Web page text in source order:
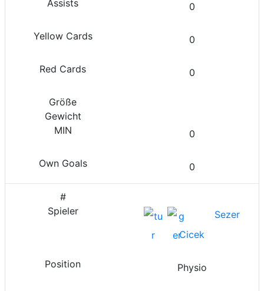
0
0
0
0
0
Sezer
Cicek
Physio